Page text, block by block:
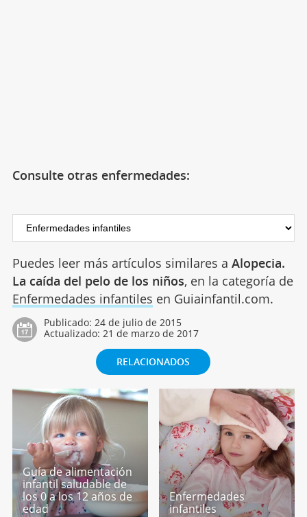
Consulte otras enfermedades:
Puedes leer más artículos similares a Alopecia.
La caída del pelo de los niños, en la categoría de
Enfermedades infantiles en Guiainfantil.com.
Publicado: 24 de julio de 2015
Actualizado: 21 de marzo de 2017
RELACIONADOS
Guía de alimentación
infantil saludable de
los 0 a los 12 años de
edad
Enfermedades
infantiles